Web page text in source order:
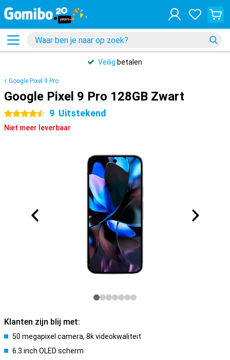
Veilig betalen
Google Pixel 9 Pro
Google Pixel 9 Pro 128GB Zwart
4.5 sterren 9 Uitstekend
Niet meer leverbaar
Klanten zijn blij met:
50 megapixel camera, 8k videokwaliteit
6.3 inch OLED scherm